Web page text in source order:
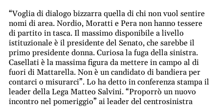
“Voglia di dialogo bizzarra quella di chi non vuol sentire
nomi di area. Nordio, Moratti e Pera non hanno tessere
di partito in tasca. Il massimo disponibile a livello
istituzionale è il presidente del Senato, che sarebbe il
primo presidente donna. Curiosa la fuga della sinistra.
Casellati è la massima figura da mettere in campo al di
fuori di Mattarella. Non è un candidato di bandiera per
contarci o misurarci”. Lo ha detto in conferenza stampa il
leader della Lega Matteo Salvini. “Proporrò un nuovo
incontro nel pomeriggio” ai leader del centrosinistra